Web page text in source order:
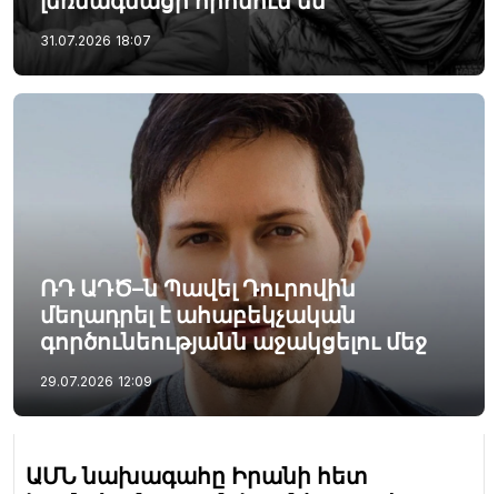
31.07.2026 18:07
ՌԴ ԱԴԾ–ն Պավել Դուրովին
մեղադրել է ահաբեկչական
գործունեությանն աջակցելու մեջ
29.07.2026 12:09
ԱՄՆ նախագահը Իրանի հետ